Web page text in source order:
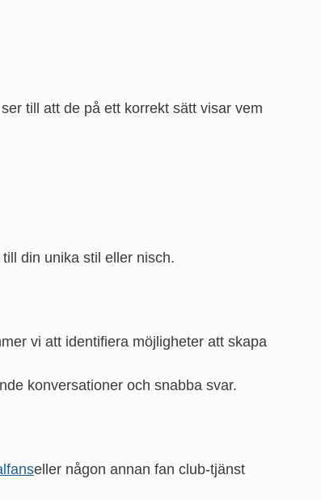
till att de på ett korrekt sätt visar vem
din unika stil eller nisch.
vi att identifiera möjligheter att skapa
konversationer och snabba svar.
eller någon annan fan club-tjänst